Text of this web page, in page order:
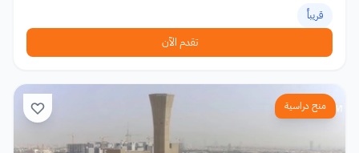
قريباً
تقدم الآن
منح دراسية